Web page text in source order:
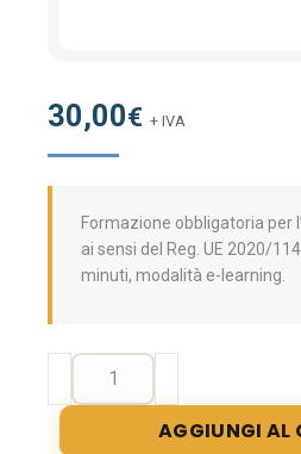
30,00€ + IVA
Formazione obbligatoria per
ai sensi del Reg. UE 2020/
minuti, modalità e-learning.
Formazione
per
l'uso
AGGIUNGI AL